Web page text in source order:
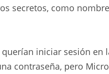
secretos, como
iniciar sesión
contraseña, pero